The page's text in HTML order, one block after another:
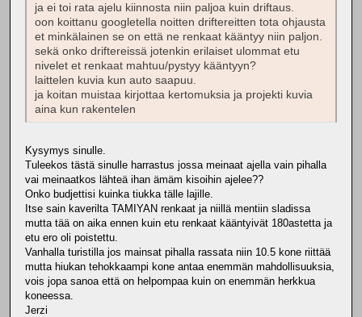
ja ei toi rata ajelu kiinnosta niin paljoa kuin driftaus.
oon koittanu googletella noitten driftereitten tota ohjausta
et minkälainen se on että ne renkaat kääntyy niin paljon.
sekä onko driftereissä jotenkin erilaiset ulommat etu
nivelet et renkaat mahtuu/pystyy kääntyyn?
laittelen kuvia kun auto saapuu.
ja koitan muistaa kirjottaa kertomuksia ja projekti kuvia
aina kun rakentelen
Kysymys sinulle.
Tuleekos tästä sinulle harrastus jossa meinaat ajella vain pihalla
vai meinaatkos lähteä ihan ämäm kisoihin ajelee??
Onko budjettisi kuinka tiukka tälle lajille.
Itse sain kaverilta TAMIYAN renkaat ja niillä mentiin sladissa
mutta tää on aika ennen kuin etu renkaat kääntyivät 180astetta ja
etu ero oli poistettu.
Vanhalla turistilla jos mainsat pihalla rassata niin 10.5 kone riittää
mutta hiukan tehokkaampi kone antaa enemmän mahdollisuuksia,
vois jopa sanoa että on helpompaa kuin on enemmän herkkua
koneessa.
Jerzi